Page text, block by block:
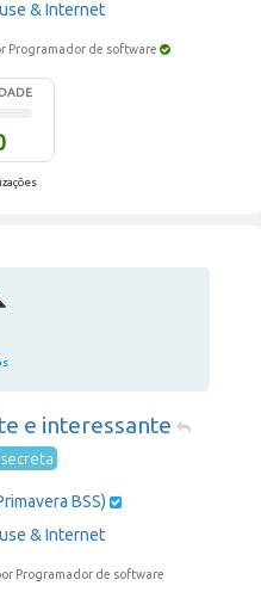
& Internet
Programador de software
e interessante
BSS)
& Internet
Programador de software